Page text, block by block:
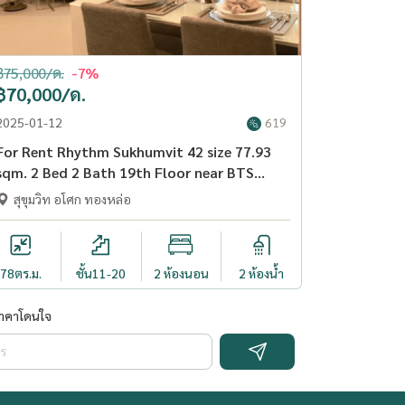
70,000/ด.
75,000/ด. -7%
01-12 619
Rent Rhythm Sukhumvit 42 size 77.93
2 Bed 2 Bath 19th Floor near BTS
- OJ_132_RT42
สุขุมวิท อโศก ทองหล่อ
78ตร.ม. ชั้น11-20 2 ห้องนอน 2 ห้องน้ำ
าโดนใจ